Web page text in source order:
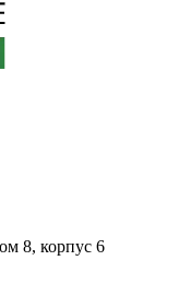
8, корпус 6